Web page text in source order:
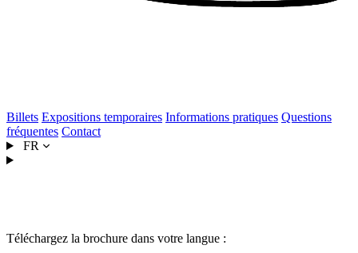
Billets Expositions temporaires Informations pratiques Questions
fréquentes Contact
FR
Téléchargez la brochure dans votre langue :